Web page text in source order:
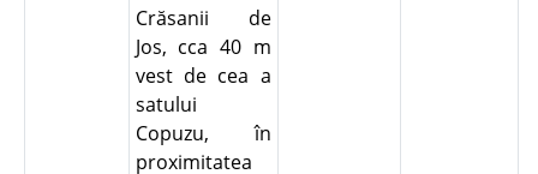
Crăsanii de
Jos, cca 40 m
vest de cea a
satului
Copuzu, în
proximitatea